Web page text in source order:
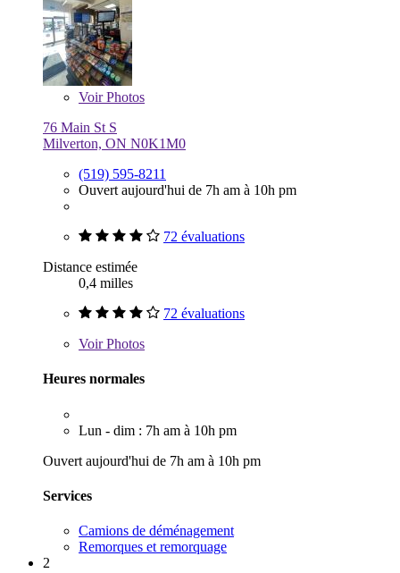
VoirPhotos
76 Main St S
Milverton, ON N0K1M0
(519) 595-8211
Ouvert aujourd'hui de 7h am à 10h pm
72 évaluations
Distance estimée
0,4 milles
72 évaluations
VoirPhotos
Heures normales
Lun - dim : 7h am à 10h pm
Ouvert aujourd'hui de 7h am à 10h pm
Services
Camions de déménagement
Remorques et remorquage
2